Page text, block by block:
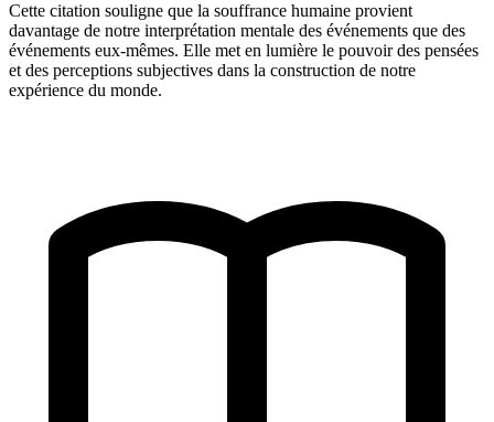
Cette citation souligne que la souffrance humaine provient
davantage de notre interprétation mentale des événements que des
événements eux-mêmes. Elle met en lumière le pouvoir des pensées
et des perceptions subjectives dans la construction de notre
expérience du monde.